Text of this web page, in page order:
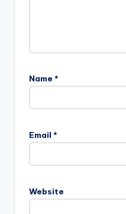
Name *
Email *
Website